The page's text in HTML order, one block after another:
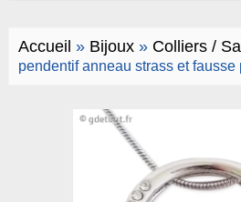
Accueil » Bijoux» Colliers /
pendentif anneau strass et fausse